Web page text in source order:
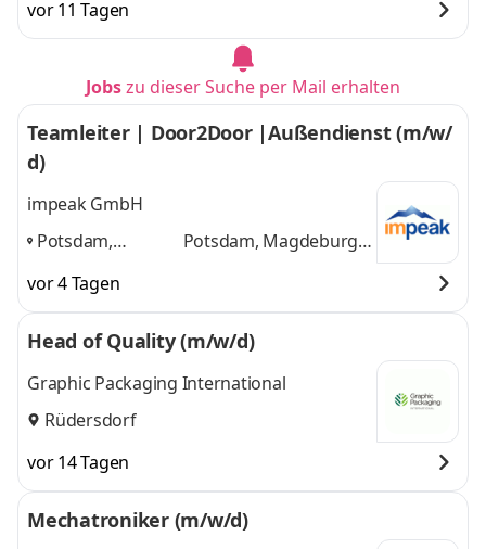
vor 11 Tagen
Jobszu dieser Suche per Mail erhalten
Teamleiter | Door2Door |Außendienst (m/w/
d)
impeak GmbH
Potsdam,
Erkner,
Oranienburg,
Potsdam, Magdeburg,
vor 4 Tagen
Head of Quality (m/w/d)
Graphic Packaging International
Rüdersdorf
vor 14 Tagen
Mechatroniker (m/w/d)